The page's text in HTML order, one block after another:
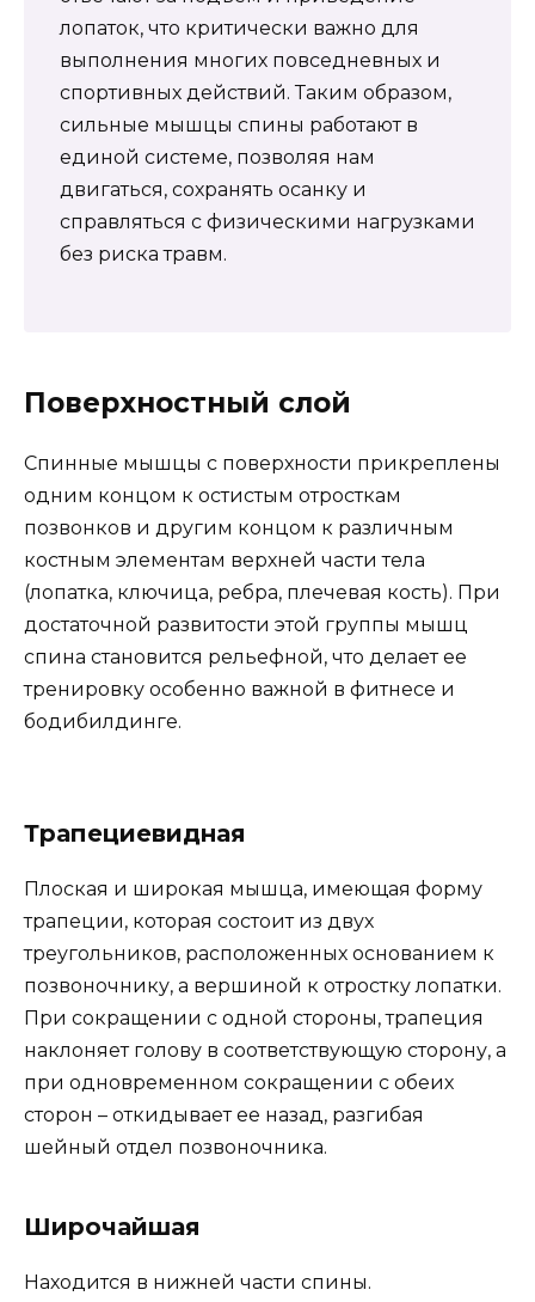
лопаток, что критически важно для
выполнения многих повседневных и
спортивных действий. Таким образом,
сильные мышцы спины работают в
единой системе, позволяя нам
двигаться, сохранять осанку и
справляться с физическими нагрузками
без риска травм.
Поверхностный слой
Спинные мышцы с поверхности прикреплены
одним концом к остистым отросткам
позвонков и другим концом к различным
костным элементам верхней части тела
(лопатка, ключица, ребра, плечевая кость). При
достаточной развитости этой группы мышц
спина становится рельефной, что делает ее
тренировку особенно важной в фитнесе и
бодибилдинге.
Трапециевидная
Плоская и широкая мышца, имеющая форму
трапеции, которая состоит из двух
треугольников, расположенных основанием к
позвоночнику, а вершиной к отростку лопатки.
При сокращении с одной стороны, трапеция
наклоняет голову в соответствующую сторону, а
при одновременном сокращении с обеих
сторон – откидывает ее назад, разгибая
шейный отдел позвоночника.
Широчайшая
Находится в нижней части спины.